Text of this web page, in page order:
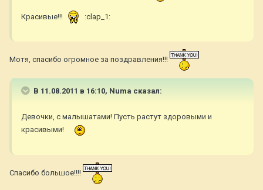
Красивые!!! :clap_1:
Мотя, спасибо огромное за поздравления!!!
В 11.08.2011 в 16:10, Numa сказал:
Девочки, с малышатами! Пусть растут здоровыми и
красивыми!
Спасибо большое!!!!